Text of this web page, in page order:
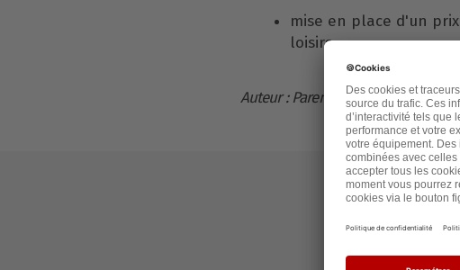
mise en place d'un
loisirs
Auteur : Parents d'élèves L'Isle